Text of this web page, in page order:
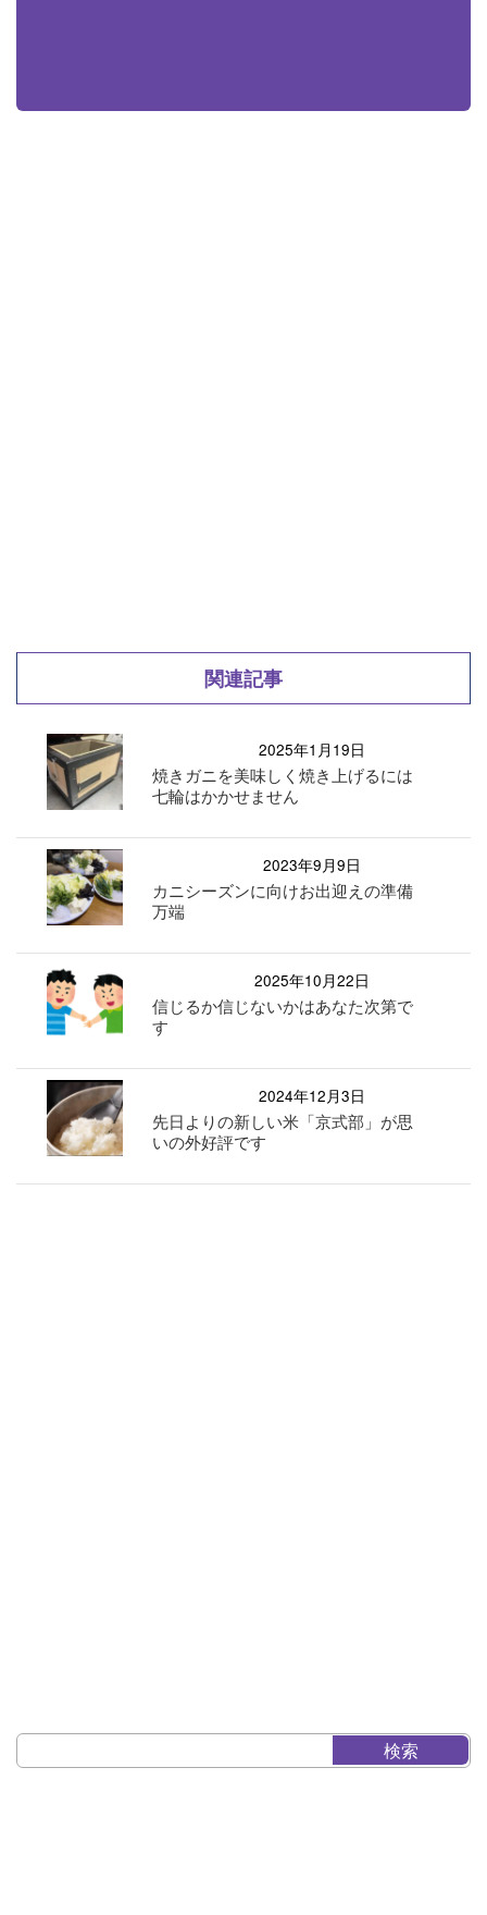
関連記事
2025年1月19日
焼きガニを美味しく焼き上げるには
七輪はかかせません
2023年9月9日
カニシーズンに向けお出迎えの準備
万端
2025年10月22日
信じるか信じないかはあなた次第で
す
2024年12月3日
先日よりの新しい米「京式部」が思
いの外好評です